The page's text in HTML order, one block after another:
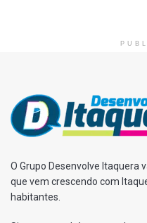
O Grupo Desenvolve Itaquera
que vem crescendo com
habitantes.